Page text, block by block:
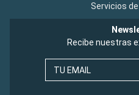
Servicios
Recibe nuestras
TU EMAIL